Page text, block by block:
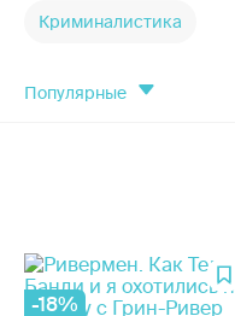
Криминалистика
популярные
-18%